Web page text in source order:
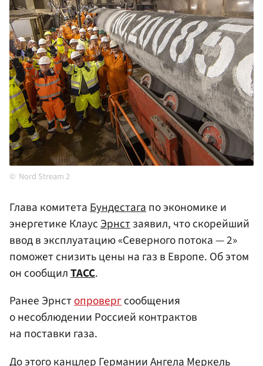
Nord Stream 2
Глава комитетаБундестагапо экономике и
энергетике КлаусЭрнстзаявил, что скорейший
ввод в эксплуатацию «Северного потока — 2»
поможет снизить цены на газ в Европе. Об этом
он сообщилТАСС.
Ранее Эрнстопровергсообщения
о несоблюдении Россией контрактов
на поставки газа.
До этого канцлер ГерманииАнгела Меркель